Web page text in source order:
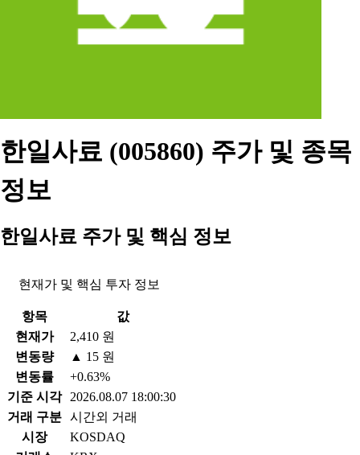
한일사료 (005860) 주가 및 종목
정보
한일사료 주가 및 핵심 정보
현재가 및 핵심 투자 정보
항목
값
현재가
2,410 원
변동량
▲ 15 원
변동률
+0.63%
기준 시각
2026.08.07 18:00:30
거래 구분 시간외 거래
시장
KOSDAQ